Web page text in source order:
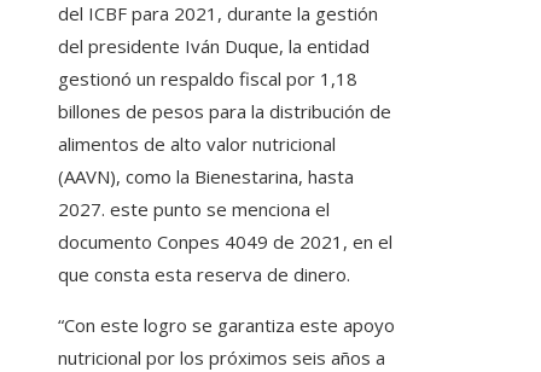
del ICBF para 2021, durante la gestión
del presidente Iván Duque, la entidad
gestionó un respaldo fiscal por 1,18
billones de pesos para la distribución de
alimentos de alto valor nutricional
(AAVN), como la Bienestarina, hasta
2027. este punto se menciona el
documento Conpes 4049 de 2021, en el
que consta esta reserva de dinero.
“Con este logro se garantiza este apoyo
nutricional por los próximos seis años a